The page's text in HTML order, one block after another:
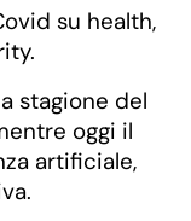
su health,
stagione del
oggi il
artificiale,